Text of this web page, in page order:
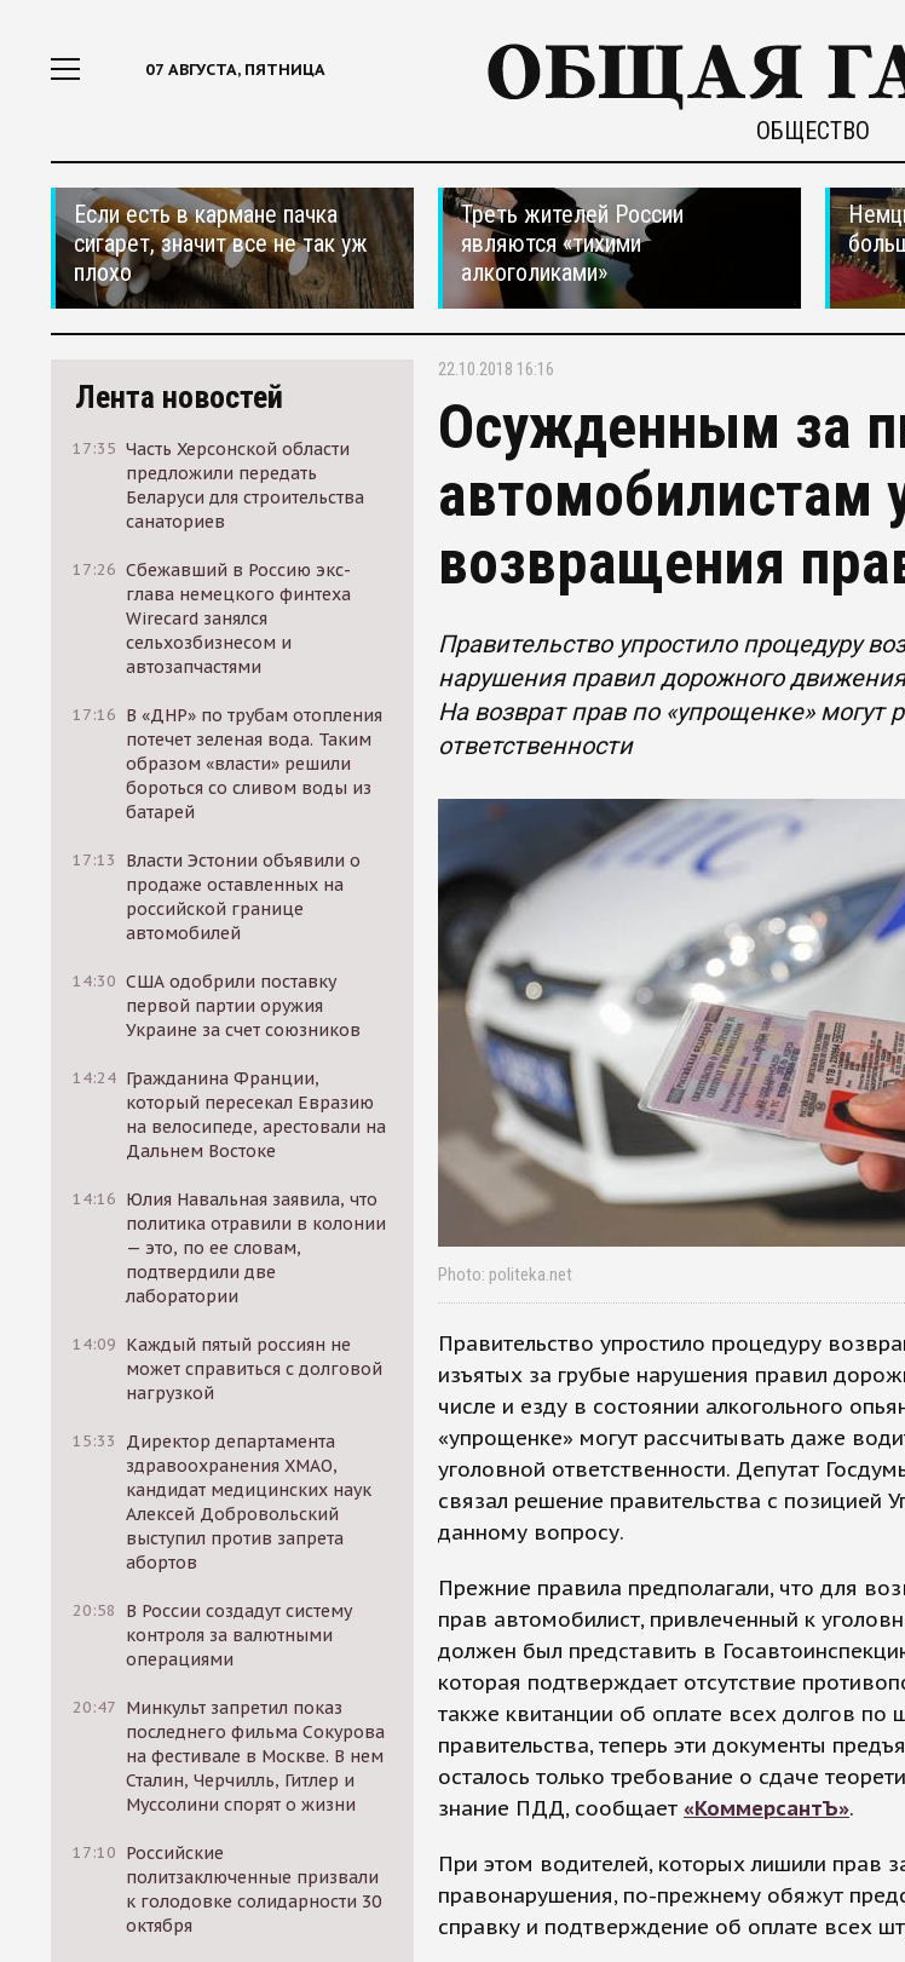
07 АВГУСТА, ПЯТНИЦА
ОБЩЕСТВО
Если есть в кармане пачка
сигарет, значит все не так уж
плохо
Треть жителей России
являются «тихими
алкоголиками»
Лента новостей
17:35 Часть Херсонской области
предложили передать
Беларуси для строительства
санаториев
17:26 Сбежавший в Россию экс-
глава немецкого финтеха
Wirecard занялся
сельхозбизнесом и
автозапчастями
17:16 В «ДНР» по трубам отопления
потечет зеленая вода. Таким
образом «власти» решили
бороться со сливом воды из
батарей
17:13
Власти Эстонии объявили о
продаже оставленных на
российской границе
автомобилей
14:30 США одобрили поставку
первой партии оружия
Украине за счет союзников
14:24 Гражданина Франции,
который пересекал Евразию
на велосипеде, арестовали на
Дальнем Востоке
14:16 Юлия Навальная заявила, что
политика отравили в колонии
— это, по ее словам,
подтвердили две
лаборатории
14:09 Каждый пятый россиян не
может справиться с долговой
нагрузкой
15:33
Директор департамента
здравоохранения ХМАО,
кандидат медицинских наук
Алексей Добровольский
выступил против запрета
абортов
20:58
В России создадут систему
контроля за валютными
операциями
20:47 Минкульт запретил показ
последнего фильма Сокурова
на фестивале в Москве. В нем
Сталин, Черчилль, Гитлер и
Муссолини спорят о жизни
17:10 Российские
политзаключенные призвали
к голодовке солидарности 30
октября
22.10.2018 16:16
Осужденным за
автомобилистам
возвращения
Правительство упростило процедуру
нарушения правил дорожного
На возврат прав по «упрощенке»
ответственности
Photo: politeka.net
Правительство упростило процедуру
изъятых за грубые нарушения правил
числе и езду в состоянии алкогольного
«упрощенке» могут рассчитывать даже
уголовной ответственности. Депутат
связал решение правительства с позицией
данному вопросу.
Прежние правила предполагали, что для
прав автомобилист, привлеченный к
должен был представить в
которая подтверждает отсутствие
также квитанции об оплате всех долгов
правительства, теперь эти документы
осталось только требование о сдаче
знание ПДД, сообщает «КоммерсантЪ».
При этом водителей, которых лишили прав
правонарушения, по-прежнему обяжут
справку и подтверждение об оплате всех